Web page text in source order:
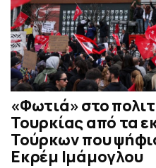
«Φωτιά» στο
Τουρκίας από τα
Τούρκων που
Εκρέμ Ιμάμογλου